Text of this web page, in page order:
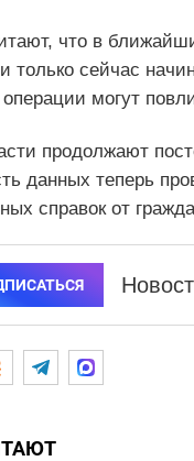
что в
только сейчас
могут
продолжают
данных теперь
справок от